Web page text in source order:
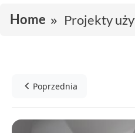
Home Projekty
Poprzednia